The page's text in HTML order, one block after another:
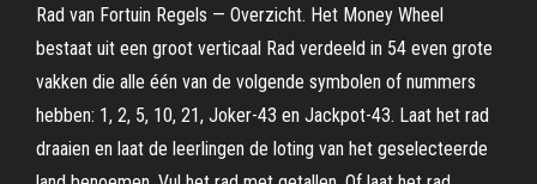
Rad van Fortuin Regels — Overzicht. Het Money Wheel
bestaat uit een groot verticaal Rad verdeeld in 54 even grote
vakken die alle één van de volgende symbolen of nummers
hebben: 1, 2, 5, 10, 21, Joker-43 en Jackpot-43. Laat het rad
draaien en laat de leerlingen de loting van het geselecteerde